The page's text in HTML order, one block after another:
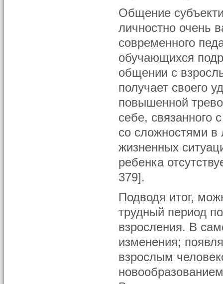
Общение
личностно очень
современного
обучающихся
общении с
получает своего
повышенной
себе, связанного
со сложностями в
жизненных
ребенка
379].
Подводя итог,
трудный период
взросления. В
изменения;
взрослым